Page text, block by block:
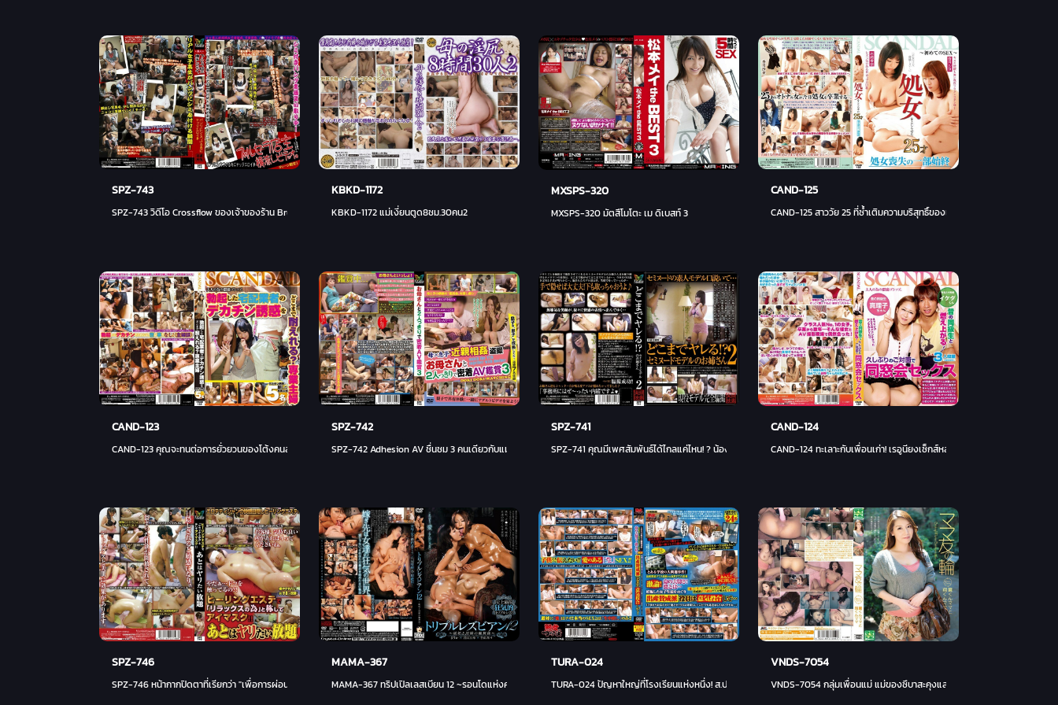
SPZ-743
SPZ-743 วิดีโอ Crossflow ของเจ้าของร้าน Brucella สิ่งที่ Yatteroy เปื้อนกางเกง
KBKD-1172
KBKD-1172 แม่เงี่ยนตูด8ชม.30คน2
MXSPS-320
MXSPS-320 มัตสึโมโตะ เม ดิเบสท์ 3
CAND-125
CAND-125 สาววัย 25 ที่ซ้ำเติมความบริสุทธิ์ของเธอ เรื่องราวทั้งหมดของกา
CAND-123
CAND-123 คุณจะทนต่อการยั่วยวนของโต้งคนส่งของที่ตั้งตรงได้นานแค่ไหน? แม่บ้าน
SPZ-742
SPZ-742 Adhesion AV ชื่นชม 3 คนเดียวกับแม่
SPZ-741
SPZ-741 คุณมีเพศสัมพันธ์ได้ไกลแค่ไหน! ? น้องสาวนางแบบกึ่งเปลือย 2
CAND-124
CAND-124 ทะเลาะกับเพื่อนเก่า! เรอูนียงเซ็กส์หลังจากห่างหายไปนาน
SPZ-746
SPZ-746 หน้ากากปิดตาที่เรียกว่า "เพื่อการผ่อนคลาย" ที่การรักษาความงาม! ! ทั้งหมดที่คุณทำได้หลังจากนั้น
MAMA-367
MAMA-367 ทริปเปิลเลสเบียน 12 ~รอนโดแห่งความริษยาและโชคชะตา~ - มาริก้า
TURA-024
TURA-024 ปัญหาใหญ่ที่โรงเรียนแห่งหนึ่ง! ส.ป.ท. หนุนทำคลอด VS ส.ป.ท. ค้าน! สำคัญของชีวิต! ความรักคืออะไร... นักเรียนหญิงที่ตั้งคร
VNDS-7054
VNDS-7054 กลุ่มเพื่อนแม่ แม่ของซึบาสะคุงและแม่ของโชคุง